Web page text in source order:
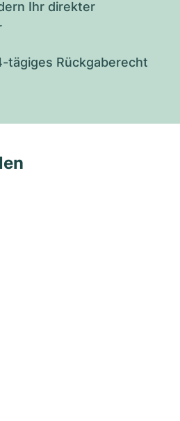
Ihr direkter
tägiges Rückgaberecht